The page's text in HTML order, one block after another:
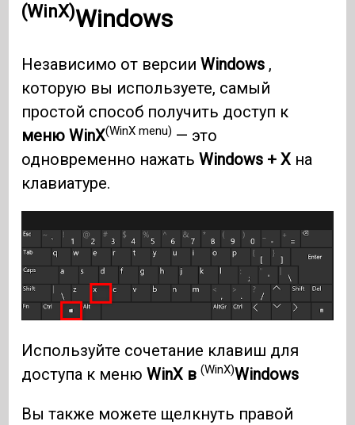
(WinX)Windows
Независимо от версииWindows ,
которую вы используете, самый
простой способ получить доступ к
меню WinX(WinX menu) — это
одновременно нажатьWindows + X на
клавиатуре.
Используйте сочетание клавиш для
доступа к менюWinX в(WinX)Windows
Вы также можете щелкнуть правой